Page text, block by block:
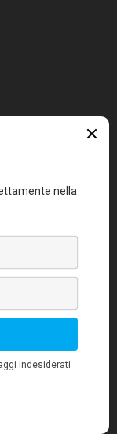
biglietteria
dollari. Le
associate
si è svolta
dello scorso